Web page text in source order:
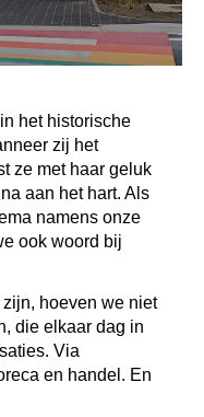
het historische
zij het
ze met haar geluk
aan het hart. Als
namens onze
ook woord bij
hoeven we niet
die elkaar dag in
Via
en handel. En